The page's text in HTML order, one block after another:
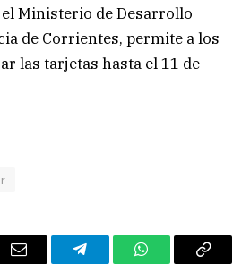
Ministerio de Desarrollo
de Corrientes, permite a los
las tarjetas hasta el 11 de
Email TelegramWhatsAppCopy